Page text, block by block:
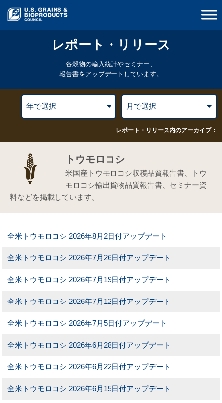
レポート・リリース
各穀物の輸入統計やセミナー、
報告書をアップデートしています。
レポート・リリース内のアーカイブ：
トウモロコシ
米国産トウモロコシ収穫品質報告書、トウ
モロコシ輸出貨物品質報告書、セミナー資
料などを掲載しています。
全米トウモロコシ 2026年8月2日付アップデート
全米トウモロコシ 2026年7月26日付アップデート
全米トウモロコシ 2026年7月19日付アップデート
全米トウモロコシ 2026年7月12日付アップデート
全米トウモロコシ 2026年7月5日付アップデート
全米トウモロコシ 2026年6月28日付アップデート
全米トウモロコシ 2026年6月22日付アップデート
全米トウモロコシ 2026年6月15日付アップデート